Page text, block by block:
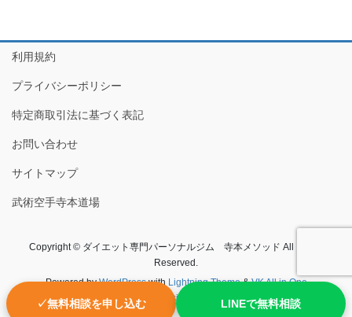
利用規約
プライバシーポリシー
特定商取引法に基づく表記
お問い合わせ
サイトマップ
武術空手寺本道場
Copyright © ダイエット専門パーソナルジム 寺本メソッド All Rights
Reserved.
Powered byWordPresswith Lightning Theme&VK All in One
Expansion Unit
✓無料相談を申し込む LINEで無料相談